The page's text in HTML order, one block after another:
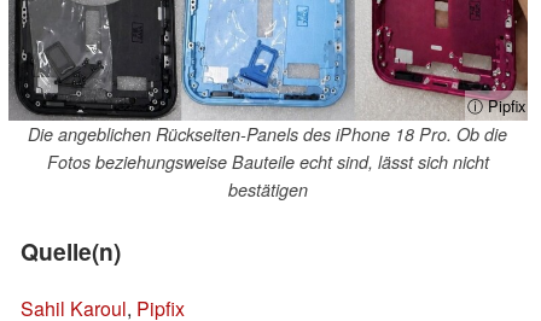
ⓘ Pipfix
Die angeblichen Rückseiten-Panels des iPhone 18 Pro. Ob die
Fotos beziehungsweise Bauteile echt sind, lässt sich nicht
bestätigen
Quelle(n)
Sahil Karoul, Pipfix